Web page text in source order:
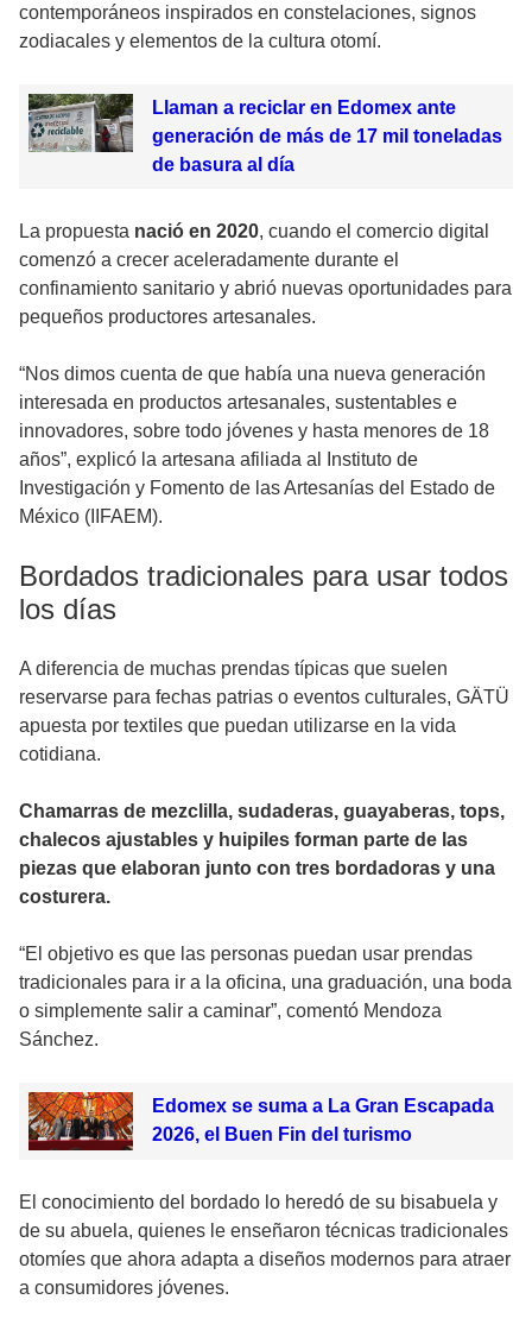
contemporáneos inspirados en constelaciones, signos
zodiacales y elementos de la cultura otomí.
Llaman a reciclar en Edomex ante
generación de más de 17 mil toneladas
de basura al día
La propuesta nació en 2020, cuando el comercio digital
comenzó a crecer aceleradamente durante el
confinamiento sanitario y abrió nuevas oportunidades para
pequeños productores artesanales.
“Nos dimos cuenta de que había una nueva generación
interesada en productos artesanales, sustentables e
innovadores, sobre todo jóvenes y hasta menores de 18
años”, explicó la artesana afiliada al Instituto de
Investigación y Fomento de las Artesanías del Estado de
México (IIFAEM).
Bordados tradicionales para usar todos
los días
A diferencia de muchas prendas típicas que suelen
reservarse para fechas patrias o eventos culturales, GÄTÜ
apuesta por textiles que puedan utilizarse en la vida
cotidiana.
Chamarras de mezclilla, sudaderas, guayaberas, tops,
chalecos ajustables y huipiles forman parte de las
piezas que elaboran junto con tres bordadoras y una
costurera.
“El objetivo es que las personas puedan usar prendas
tradicionales para ir a la oficina, una graduación, una boda
o simplemente salir a caminar”, comentó Mendoza
Sánchez.
Edomex se suma a La Gran Escapada
2026, el Buen Fin del turismo
El conocimiento del bordado lo heredó de su bisabuela y
de su abuela, quienes le enseñaron técnicas tradicionales
otomíes que ahora adapta a diseños modernos para atraer
a consumidores jóvenes.